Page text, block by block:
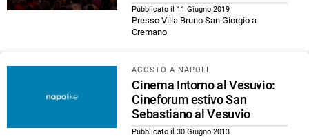
Pubblicato il 11 Giugno 2019
Presso Villa Bruno San Giorgio a
Cremano
AGOSTO A NAPOLI
Cinema Intorno al Vesuvio:
Cineforum estivo San
Sebastiano al Vesuvio
Pubblicato il 30 Giugno 2013